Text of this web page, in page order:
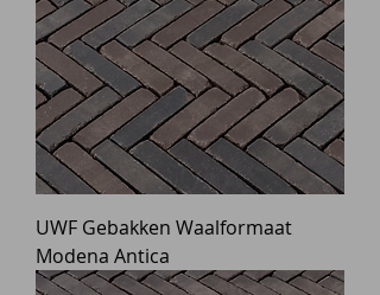
UWF Gebakken Waalformaat
Modena Antica